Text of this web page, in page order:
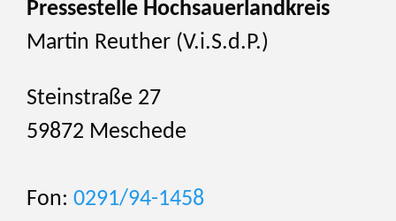
Pressestelle Hochsauerlandkreis
Martin Reuther (V.i.S.d.P.)
Steinstraße 27
59872 Meschede
Fon: 0291/94-1458